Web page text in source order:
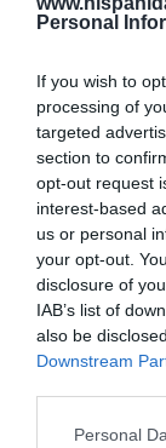
Personal
If you wish to
processing of
targeted
section to
opt-out request
interest-based
us or personal
your opt-out.
disclosure of
IAB’s list of
also be
Downstream
Personal
por Eulogio López
Nokia,
son las